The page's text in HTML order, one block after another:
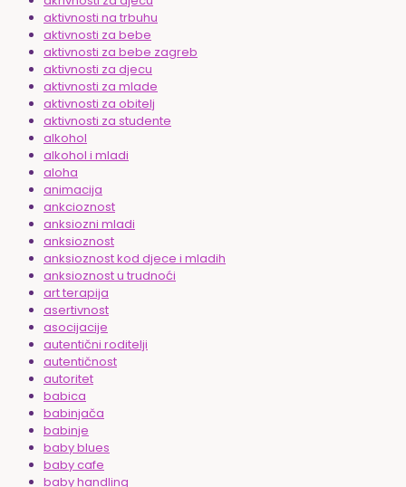
aktivnosti na trbuhu
aktivnosti za bebe
aktivnosti za bebe zagreb
aktivnosti za djecu
aktivnosti za mlade
aktivnosti za obitelj
aktivnosti za studente
alkohol
alkohol i mladi
aloha
animacija
ankcioznost
anksiozni mladi
anksioznost
anksioznost kod djece i mladih
anksioznost u trudnoći
art terapija
asertivnost
asocijacije
autentični roditelji
autentičnost
autoritet
babica
babinjača
babinje
baby blues
baby cafe
baby handling